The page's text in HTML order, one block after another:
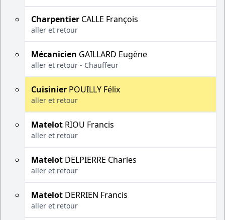
Charpentier CALLE François
aller et retour
Mécanicien GAILLARD Eugène
aller et retour - Chauffeur
Cuisinier POUILLY Félix
aller et retour
Matelot RIOU Francis
aller et retour
Matelot DELPIERRE Charles
aller et retour
Matelot DERRIEN Francis
aller et retour